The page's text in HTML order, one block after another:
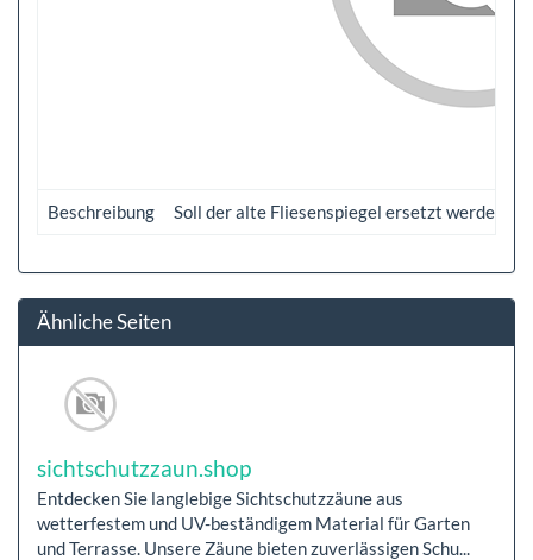
Beschreibung Soll der alte Fliesenspiegel ersetzt werden
Ähnliche Seiten
sichtschutzzaun.shop
Entdecken Sie langlebige Sichtschutzzäune aus
wetterfestem und UV-beständigem Material für Garten
und Terrasse. Unsere Zäune bieten zuverlässigen Schu...